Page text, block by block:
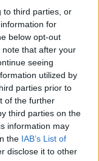
to third parties, or
for
below opt-out
that after your
seeing
utilized by
parties prior to
of the further
third parties on the
information may
the IAB’s List of
disclose it to other